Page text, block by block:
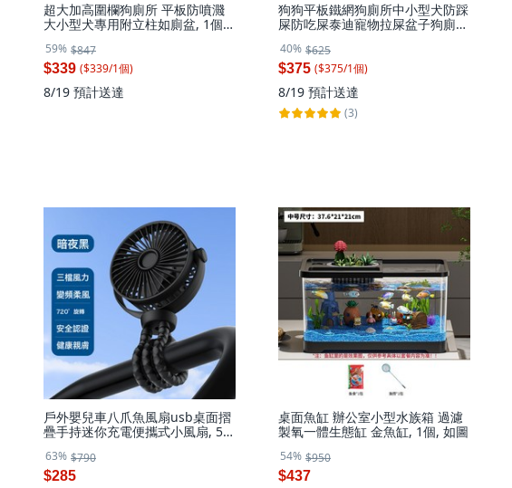
超大加高圍欄狗廁所 平板防噴濺
大小型犬專用附立柱如廁盆, 1個,
59% $847
$339 ($339/1個)
8/19 預計送達
狗狗平板鐵網狗廁所中小型犬防踩
屎防吃屎泰迪寵物拉屎盆子狗廁
40% $625
$375 ($375/1個)
8/19 預計送達
(3)
戶外嬰兒車八爪魚風扇usb桌面摺
疊手持迷你充電便攜式小風扇, 5.5
63% $790
$285
桌面魚缸 辦公室小型水族箱 過濾
製氧一體生態缸 金魚缸, 1個, 如圖
54% $950
$437